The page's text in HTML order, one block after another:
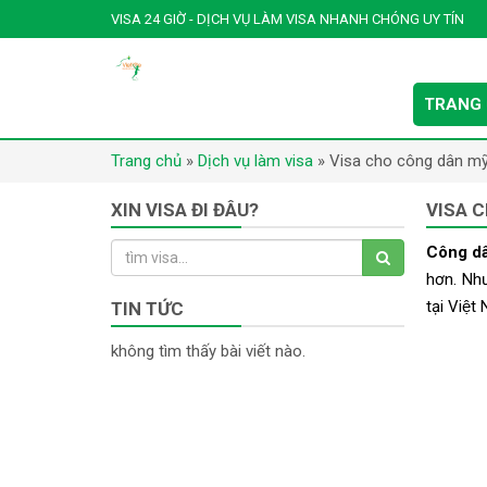
VISA 24 GIỜ - DỊCH VỤ LÀM VISA NHANH CHÓNG UY TÍN
TRANG
Trang chủ » Dịch vụ làm visa » Visa cho công dân
VISA
Công
hơn.
tại Việt
XIN VISA ĐI ĐÂU?
TIN TỨC
không tìm thấy bài viết nào.